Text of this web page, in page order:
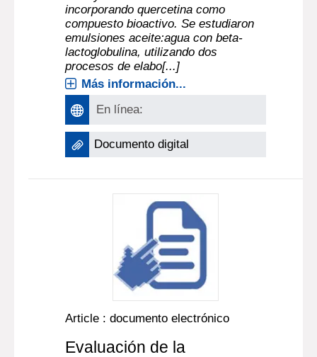
incorporando quercetina como
compuesto bioactivo. Se estudiaron
emulsiones aceite:agua con beta-
lactoglobulina, utilizando dos
procesos de elabo[...]
Más información...
En línea:
Documento digital
Article : documento electrónico
Evaluación de la